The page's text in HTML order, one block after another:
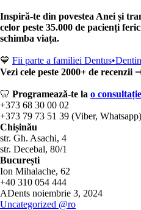
Inspiră-te din povestea Anei și
celor peste 35.000 de pacienți
schimba viața.
💙 Fii parte a familiei
Vezi cele peste 2000+ de recenzii
🦷 Programează-te la o
+373 68 30 00 02
+373 79 73 51 39 (Viber, Whatsapp)
Chișinău
str. Gh. Asachi, 4
str. Decebal, 80/1
București
Ion Mihalache, 62
+40 310 054 444
ADents noiembrie 3, 2024
Uncategorized @ro